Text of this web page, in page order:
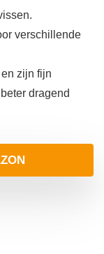
verschillende
zijn fijn
dragend